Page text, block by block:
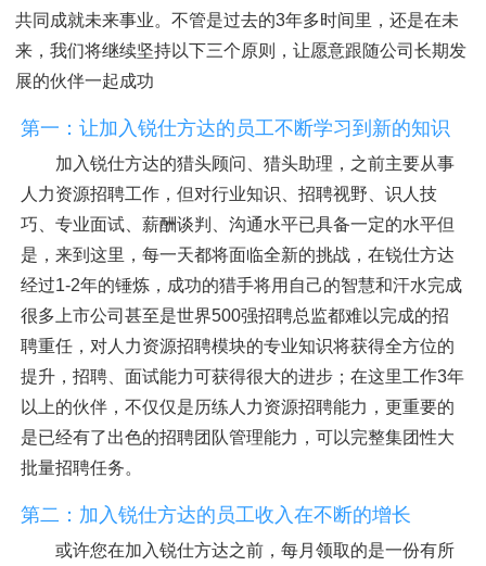
共同成就未来事业。不管是过去的3年多时间里，还是在未
来，我们将继续坚持以下三个原则，让愿意跟随公司长期发
展的伙伴一起成功
第一：让加入锐仕方达的员工不断学习到新的知识
加入锐仕方达的猎头顾问、猎头助理，之前主要从事
人力资源招聘工作，但对行业知识、招聘视野、识人技
巧、专业面试、薪酬谈判、沟通水平已具备一定的水平但
是，来到这里，每一天都将面临全新的挑战，在锐仕方达
经过1-2年的锤炼，成功的猎手将用自己的智慧和汗水完成
很多上市公司甚至是世界500强招聘总监都难以完成的招
聘重任，对人力资源招聘模块的专业知识将获得全方位的
提升，招聘、面试能力可获得很大的进步；在这里工作3年
以上的伙伴，不仅仅是历练人力资源招聘能力，更重要的
是已经有了出色的招聘团队管理能力，可以完整集团性大
批量招聘任务。
第二：加入锐仕方达的员工收入在不断的增长
或许您在加入锐仕方达之前，每月领取的是一份有所